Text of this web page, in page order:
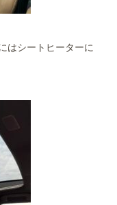
はシートヒーターに